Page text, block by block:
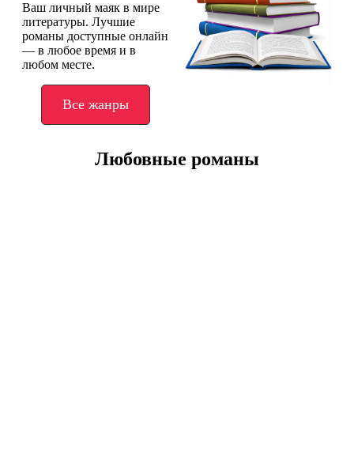
Ваш личный маяк в мире
литературы. Лучшие
романы доступные онлайн
— в любое время и в
любом месте.
Все жанры
Любовные романы